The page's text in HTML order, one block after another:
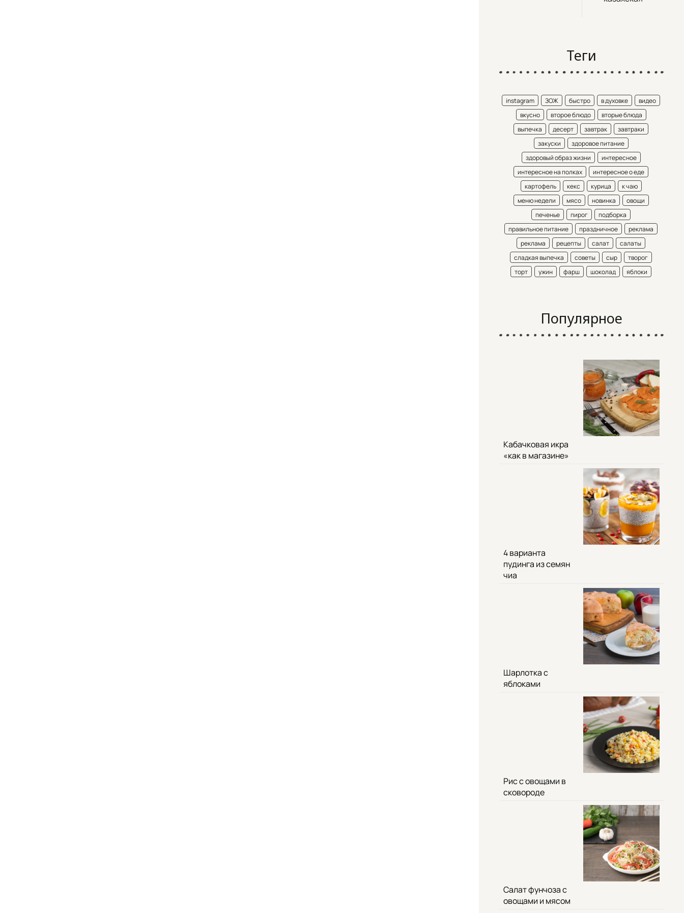
Теги
instagram ЗОЖ быстро в духовке
видео
вкусно
второе блюдо
вторые блюда
выпечка
десерт завтрак
завтраки
закуски
здоровое питание
здоровый образ жизни
интересное
интересное на полках
интересное о еде
картофель
кекс курица
к чаю
меню недели
мясо новинка
овощи
печенье
пирог
подборка
правильное питание
праздничное
реклама
реклама
рецепты салат
салаты
сладкая выпечка
советы сыр
творог
торт
ужин фарш шоколад яблоки
Популярное
Кабачковая икра
«как в магазине»
4 варианта
пудинга из семян
чиа
Шарлотка с
яблоками
Рис с овощами в
сковороде
Салат фунчоза с
овощами и мясом